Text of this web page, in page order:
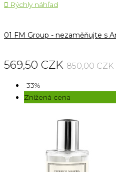
 Rýchly náhľad
01 FM Group - nezaměňujte s
569,50 CZK 850,00 CZK
-33%
Znížená cena